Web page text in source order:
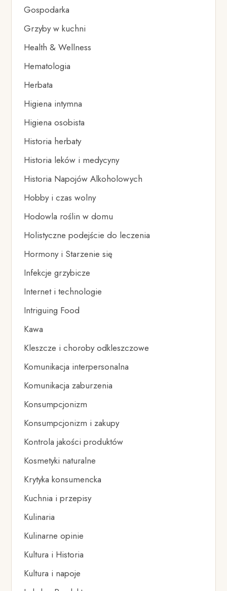
Gospodarka
Grzyby w kuchni
Health & Wellness
Hematologia
Herbata
Higiena intymna
Higiena osobista
Historia herbaty
Historia leków i medycyny
Historia Napojów Alkoholowych
Hobby i czas wolny
Hodowla roślin w domu
Holistyczne podejście do leczenia
Hormony i Starzenie się
Infekcje grzybicze
Internet i technologie
Intriguing Food
Kawa
Kleszcze i choroby odkleszczowe
Komunikacja interpersonalna
Komunikacja zaburzenia
Konsumpcjonizm
Konsumpcjonizm i zakupy
Kontrola jakości produktów
Kosmetyki naturalne
Krytyka konsumencka
Kuchnia i przepisy
Kulinaria
Kulinarne opinie
Kultura i Historia
Kultura i napoje